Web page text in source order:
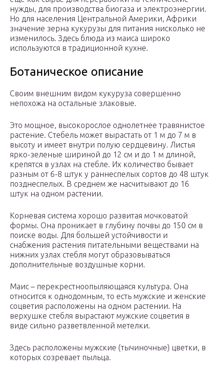
нужды, для производства биогаза и электроэнергии.
Но для населения Центральной Америки, Африки
значение зерна кукурузы для питания нисколько не
изменилось. Здесь блюда из маиса широко
используются в традиционной кухне.
Ботаническое описание
Своим внешним видом кукуруза совершенно
непохожа на остальные злаковые.
Это мощное, высокорослое однолетнее травянистое
растение. Стебель может вырастать от 1 м до 7 м в
высоту и имеет внутри полую сердцевину. Листья
ярко-зеленые шириной до 12 см и до 1 м длиной,
крепятся в узлах на стебле. Их количество бывает
разным от 6-8 штук у раннеспелых сортов до 48 штук
позднеспелых. В среднем же насчитывают до 16
штук на одном растении.
Корневая система хорошо развитая мочковатой
формы. Она проникает в глубину почвы до 150 см в
поиске воды. Для большей устойчивости и
снабжения растения питательными веществами на
нижних узлах стебля могут образовываться
дополнительные воздушные корни.
Маис – перекрестноопыляющаяся культура. Она
относится к однодомным, то есть мужские и женские
соцветия расположены на одном растении. На
верхушке стебля вырастают мужские соцветия в
виде сильно разветвленной метелки.
Здесь расположены мужские (тычиночные) цветки, в
которых созревает пыльца.